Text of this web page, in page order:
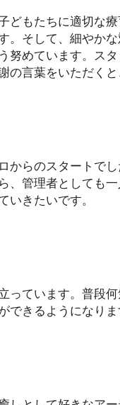
どもたちに適切な
。そして、細やか
努めています。ス
言葉をいただく
からのスタートで
、管理者としても
いきたいです。
っています。普段
できるようになりま